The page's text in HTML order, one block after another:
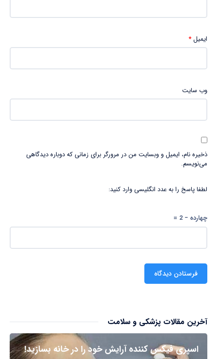
ایمیل*
وب‌ سایت
ذخیره نام، ایمیل و وبسایت من در مرورگر برای زمانی که دوباره دیدگاهی
می‌نویسم.
لطفا پاسخ را به عدد انگلیسی وارد کنید:
چهارده − 2 =
آخرین مقالات پزشکی و سلامت
اسپری فیکس کننده آرایش خود را در خانه بسازید!